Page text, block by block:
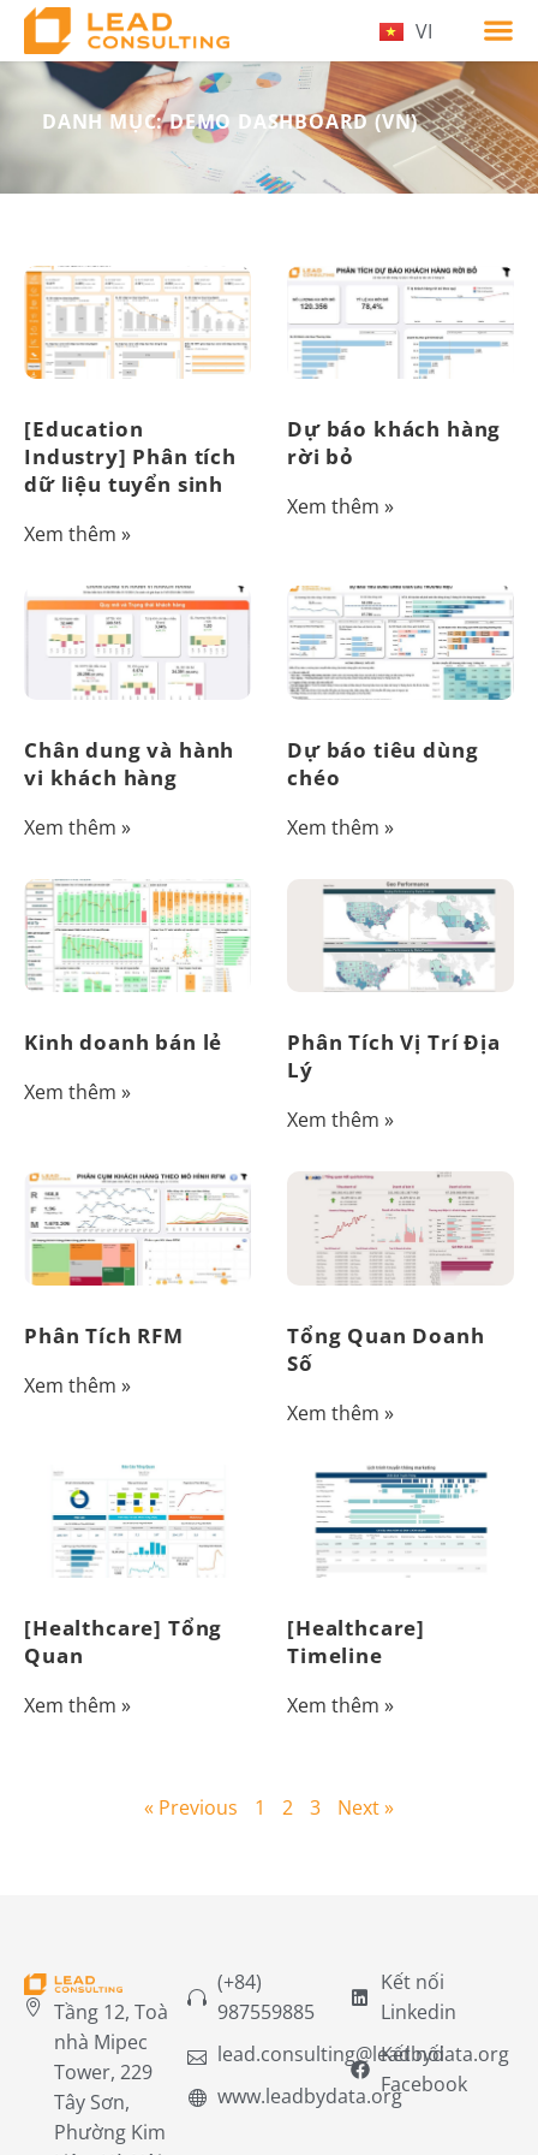
VI
DANH MỤC: DEMO DASHBOARD (VN)
[Education
Industry] Phân tích
dữ liệu tuyển sinh
Xem thêm »
Dự báo khách hàng
rời bỏ
Xem thêm »
Chân dung và hành
vi khách hàng
Xem thêm »
Dự báo tiêu dùng
chéo
Xem thêm »
Kinh doanh bán lẻ
Xem thêm »
Phân Tích Vị Trí Địa
Lý
Xem thêm »
Phân Tích RFM
Xem thêm »
Tổng Quan Doanh
Số
Xem thêm »
[Healthcare] Tổng
Quan
Xem thêm »
[Healthcare]
Timeline
Xem thêm »
« Previous 1 2 3 Next »
Tầng 12, Toà
nhà Mipec
Tower, 229
Tây Sơn,
Phường Kim
(+84)
987559885
lead.consulting@leadbydata.org
www.leadbydata.org
Kết nối
Linkedin
Kết nối
Facebook